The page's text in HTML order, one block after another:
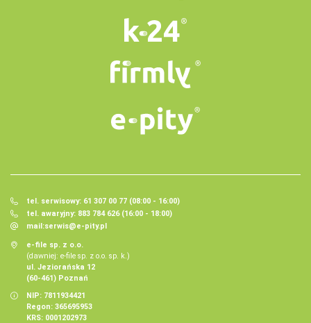
tel. serwisowy: 61 307 00 77 (08:00 - 16:00)
tel. awaryjny: 883 784 626 (16:00 - 18:00)
mail:serwis@e-pity.pl
e-file sp. z o.o.
(dawniej: e-file sp. z o.o. sp. k.)
ul. Jeziorańska 12
(60-461) Poznań
NIP: 7811934421
Regon: 365695953
KRS: 0001202973